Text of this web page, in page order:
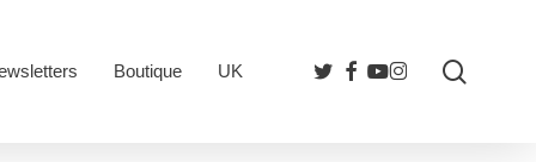
Boutique UK twitterfacebook
youtube
instagram